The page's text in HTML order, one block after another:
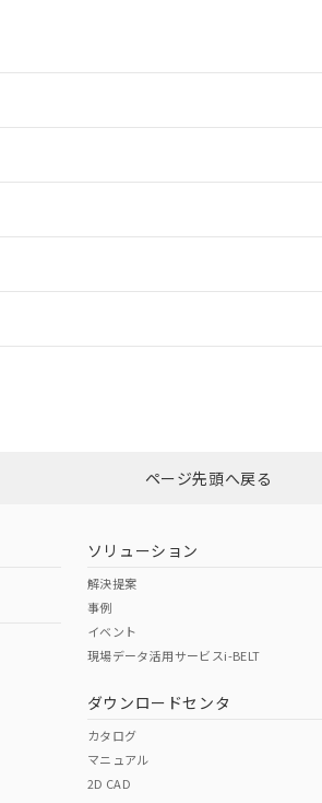
ダウンロードはこちら
（日本
（アメリカ
この製
その他の認証はこち
ページ先頭へ戻る
ソリューション
解決提案
事例
イベント
現場データ活用サービスi-BELT
ダウンロードセンタ
カタログ
マニュアル
2D CAD